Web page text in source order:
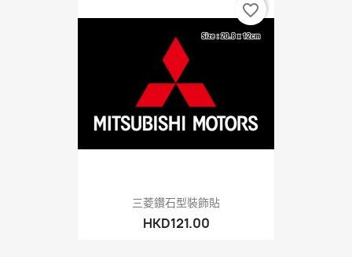
三菱鑽石型裝飾貼
HKD121.00
favorite_border